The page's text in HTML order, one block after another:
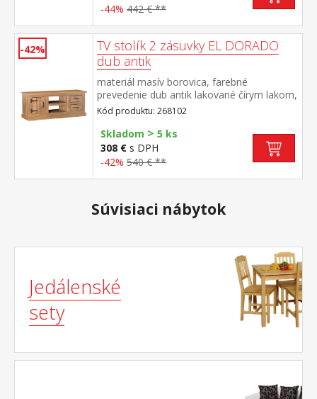
-44% 442 € **
-42%
TV stolík 2 zásuvky EL DORADO
dub antik
materiál masív borovica, farebné
prevedenie dub antik lakované čírym lakom,
vlis drevenej štruktúry 1 dvierka, 2 zásuvky,
2 otvorené police súčasť zostavy EL
DORADO
Kód produktu: 268102
Skladom > 5 ks
308 € s DPH
-42% 540 € **
Súvisiaci nábytok
Jedálenské
sety